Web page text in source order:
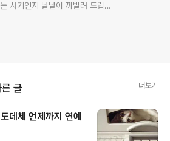
사기인지 낱낱이 까발려 드립니
글 더보기
데체 언제까지 연예